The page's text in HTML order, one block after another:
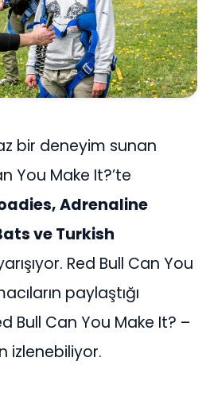
bir deneyim sunan
You Make It?’te
Adrenaline
ve Turkish
Red Bull Can You
paylaştığı
Bull Can You Make It? –
izlenebiliyor.